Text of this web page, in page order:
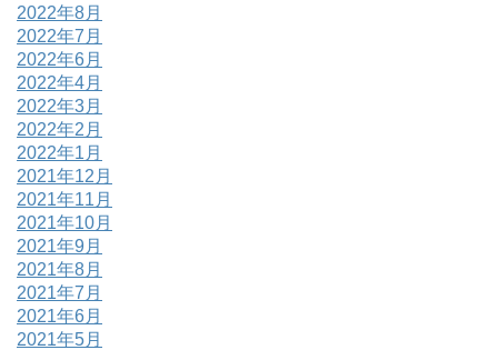
2022年8月
2022年7月
2022年6月
2022年4月
2022年3月
2022年2月
2022年1月
2021年12月
2021年11月
2021年10月
2021年9月
2021年8月
2021年7月
2021年6月
2021年5月